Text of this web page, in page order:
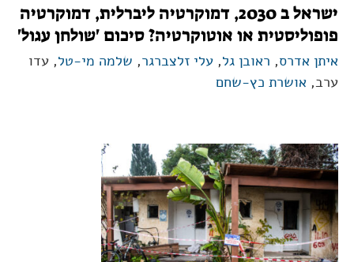
ישראל ב 2030, דמוקרטיה ליברלית, דמוקרטיה
פופוליסטית או אוטוקרטיה? סיכום 'שולחן עגול'
איתן אדרס, ראובן גל, עלי זלצברגר, שלמה מי-טל, עדו
ערב, אושרת כץ-שחם